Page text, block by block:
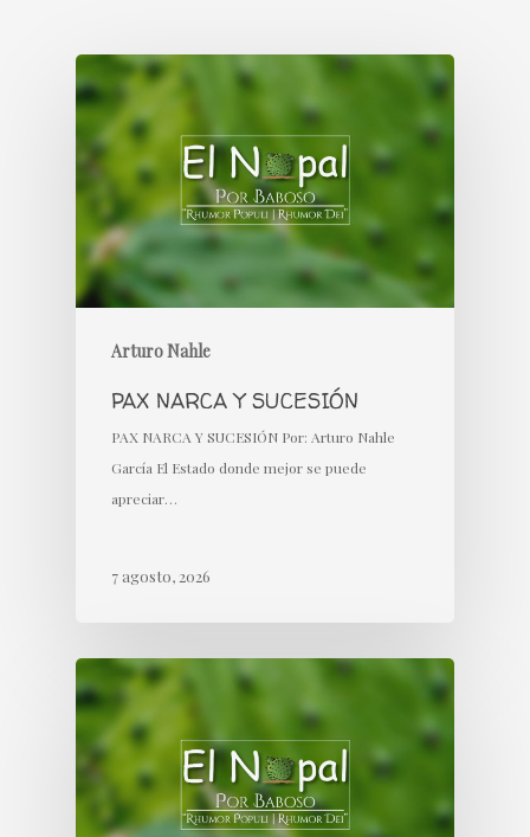
Arturo Nahle
PAX NARCA Y SUCESIÓN
PAX NARCA Y SUCESIÓN Por: Arturo Nahle
García El Estado donde mejor se puede
apreciar…
7 agosto, 2026